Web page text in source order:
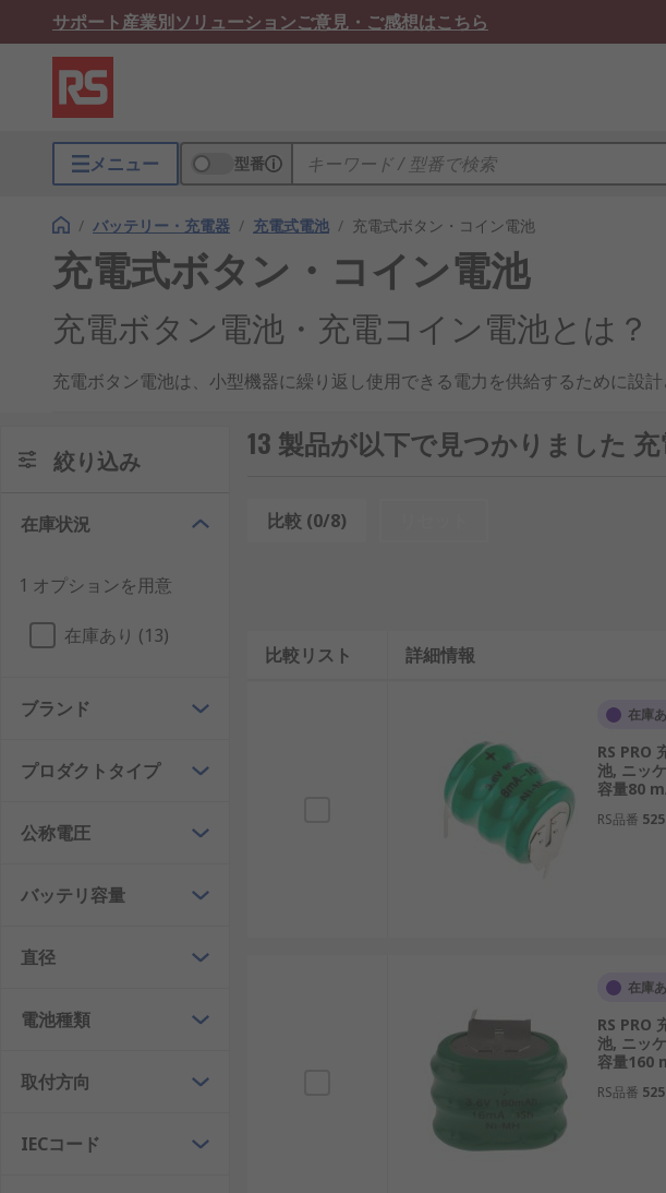
サポート産業別ソリューションご意見・ご感想はこちら
メニュー 型番
/ バッテリー・充電器 / 充電式電池 / 充電式ボタン・コイン電池
充電式ボタン・コイン電池
充電ボタン電池・充電コイン電池とは？
充電ボタン電池は、小型機器に繰り返し使用できる電力を供給するために設
充電ボタン電池の仕組み
充電ボタン電池は、内部の電極と電解質による可逆的な化学反応を利用して
受け取り、放電時にはそれを安定した電圧として供給します。
この仕組みにより、充電ボタン電池は小型ながらも一定の電圧を維持しやす
充電ボタン電池と充電コイン電池の違い
充電ボタン電池と充電コイン電池は外観が似ているため混同されがちですが
一方、充電コイン電池は薄型設計が重視され、cr2032のような規格をベース
し、充電式ボタン電池か充電コイン電池かを適切に選ぶことが重要です。
を高めることができます。
：安定した出力と安全性を持ち、時計
リチウム系充電ボタン電池
：エネルギー密度が高く、長時間駆動が求め
：低電圧回路向けで、センサーやバックアップ電
：比較的高い電圧が必要な制御回路で使われるこ
4.8Vの充電ボタン電池
：複数セル構成により、特定の産業機器向けに設
絞り込み
在庫状況
1 オプションを用意
在庫あり (13)
ブランド
プロダクトタイプ
公称電圧
バッテリ容量
直径
電池種類
取付方向
IECコード
13 製品が以下で見つかりました
比較 (0/8)
比較リスト 詳細情報
在庫
RS PRO
池, ニッ
容量80
RS品番
在庫
RS PRO
池, ニッ
容量160
RS品番